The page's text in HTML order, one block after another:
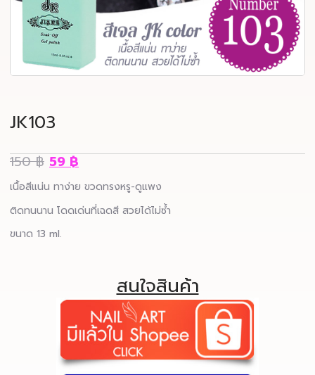
JK103
150฿ 59฿
เนื้อสีแน่น ทาง่าย ขวดทรงหรู-ดูแพง
ติดทนนาน โดดเด่นที่เฉดสี สวยได้ไม่ซ้ำ
ขนาด 13 ml.
สนใจสินค้า